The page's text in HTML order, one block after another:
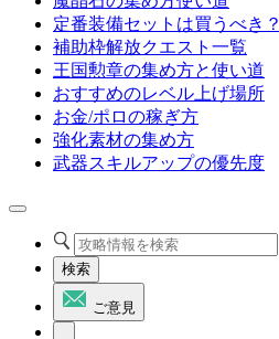
定番装備セットは買うべき？
補助枠解放クエスト一覧
王国勲章の集め方と使い道
おすすめのレベル上げ場所
お金/ポロの稼ぎ方
強化素材の集め方
武器スキルアップの優先度
検索
ご意見